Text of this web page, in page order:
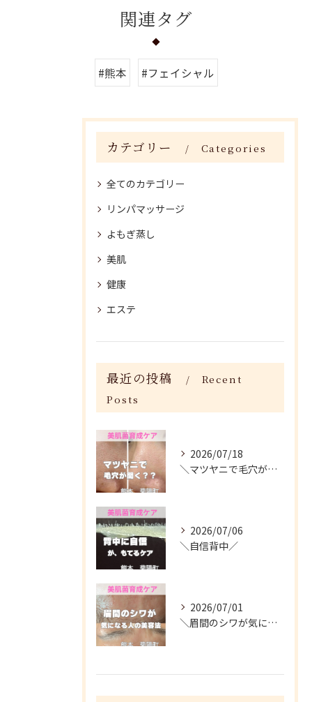
関連タグ
#熊本 #フェイシャル
カテゴリー Categories
全てのカテゴリー
リンパマッサージ
よもぎ蒸し
美肌
健康
エステ
最近の投稿
Recent
Posts
2026/07/18
＼マツヤニで毛穴が開く？／
2026/07/06
＼自信背中／
2026/07/01
＼眉間のシワが気になる人がやってる美容法／